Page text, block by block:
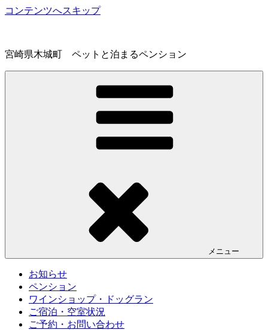
コンテンツへスキップ
宮崎県木城町 ペットと泊まるペンション
メニュー
お知らせ
ペンション
ワインショップ・ドッグラン
ご宿泊・空室状況
ご予約・お問い合わせ